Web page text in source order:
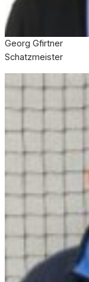
Georg Gfirtner
Schatzmeister